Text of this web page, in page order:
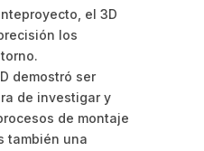
el 3D
los
demostró ser
de investigar y
de montaje
también una